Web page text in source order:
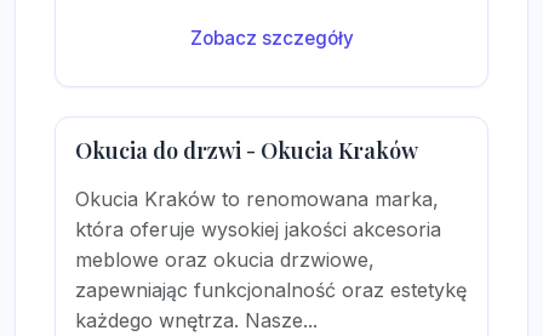
Zobacz szczegóły
Okucia do drzwi - Okucia Kraków
Okucia Kraków to renomowana marka,
która oferuje wysokiej jakości akcesoria
meblowe oraz okucia drzwiowe,
zapewniając funkcjonalność oraz estetykę
każdego wnętrza. Nasze...